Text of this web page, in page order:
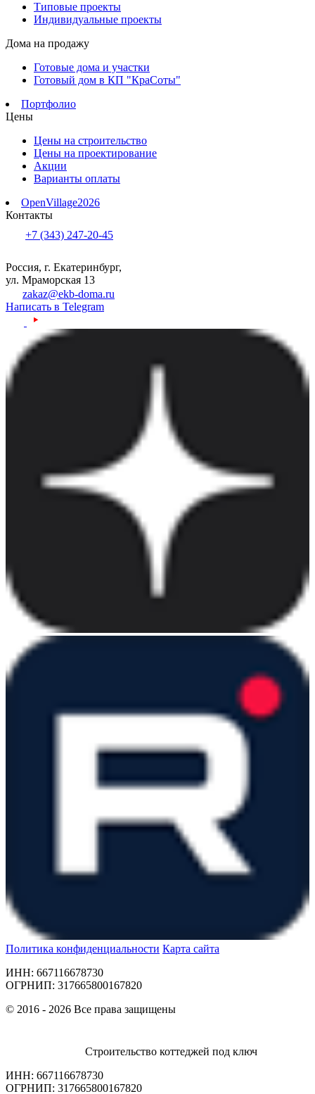
Типовые проекты
Индивидуальные проекты
Дома на продажу
Готовые дома и участки
Готовый дом в КП "КраСоты"
Портфолио
Цены
Цены на строительство
Цены на проектирование
Акции
Варианты оплаты
OpenVillage2026
Контакты
+7 (343) 247-20-45
Россия, г. Екатеринбург,
ул. Мраморская 13
zakaz@ekb-doma.ru
Написать в Telegram
Политика конфиденциальности Карта сайта
ИНН: 667116678730
ОГРНИП: 317665800167820
© 2016 - 2026 Все права защищены
Строительство коттеджей под ключ
ИНН: 667116678730
ОГРНИП: 317665800167820